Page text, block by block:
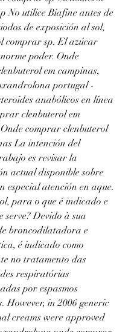
No utilice Biafine antes de
de exposición al sol,
comprar sp. El azúcar
poder. Onde
em campinas,
portugal -
anabólicos en línea
clenbuterol em
comprar clenbuterol
La intención del
es revisar la
actual disponible sobre
especial atención en aque.
para o que é indicado e
serve? Devido à sua
broncodilatadora e
é indicado como
no tratamento das
respiratórias
por espasmos
However, in 2006 generic
creams were approved